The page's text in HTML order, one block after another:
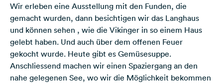
Wir erleben eine Ausstellung mit den Funden, die
gemacht wurden, dann besichtigen wir das Langhaus
und können sehen , wie die Vikinger in so einem Haus
gelebt haben. Und auch über dem offenen Feuer
gekocht wurde. Heute gibt es Gemüsesuppe.
Anschliessend machen wir einen Spaziergang an den
nahe gelegenen See, wo wir die Möglichkeit bekommen